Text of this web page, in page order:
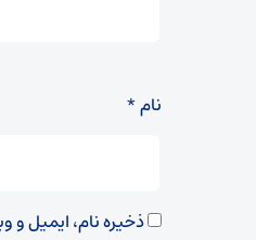
نام*
ذخیره نام، ایمیل و